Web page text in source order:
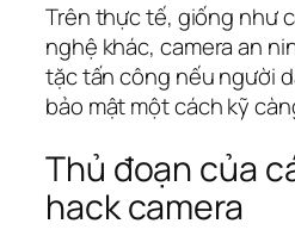
Trên thực tế, giống như
nghệ khác, camera an
tặc tấn công nếu người
bảo mật một cách kỹ
Thủ đoạn của
hack camera